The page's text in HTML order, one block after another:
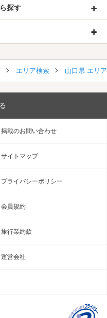
探す
エリア検索 山口県 エリ
掲載のお問い合わせ
サイトマップ
プライバシーポリシー
会員規約
旅行業約款
運営会社